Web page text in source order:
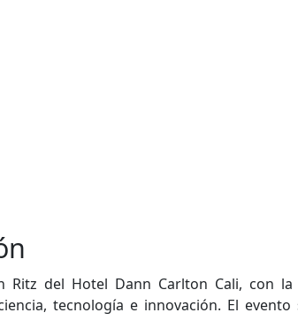
del Hotel Dann Carlton Cali, con
tecnología e innovación. El